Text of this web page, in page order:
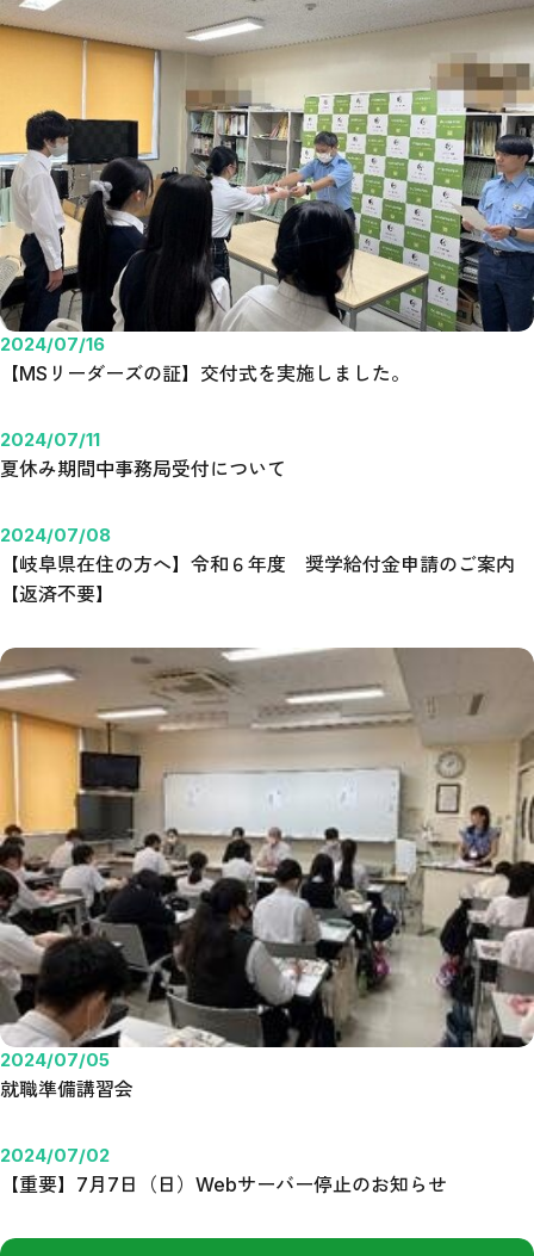
2024/07/16
【MSリーダーズの証】交付式を実施しました。
2024/07/11
夏休み期間中事務局受付について
2024/07/08
【岐阜県在住の方へ】令和６年度 奨学給付金申請のご案内
【返済不要】
2024/07/05
就職準備講習会
2024/07/02
【重要】7月7日（日）Webサーバー停止のお知らせ